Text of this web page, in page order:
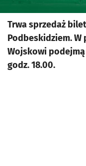
Trwa sprzedaż
Podbeskidziem.
Wojskowi
godz. 18.00.